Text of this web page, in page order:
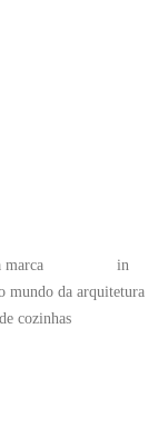
marca
in
mundo da arquitetura
cozinhas